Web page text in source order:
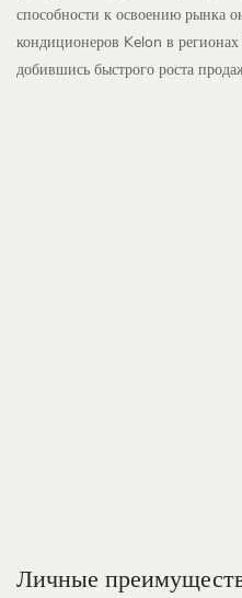
способности к освоению рынка
кондиционеров Kelon в
добившись быстрого роста
Личные